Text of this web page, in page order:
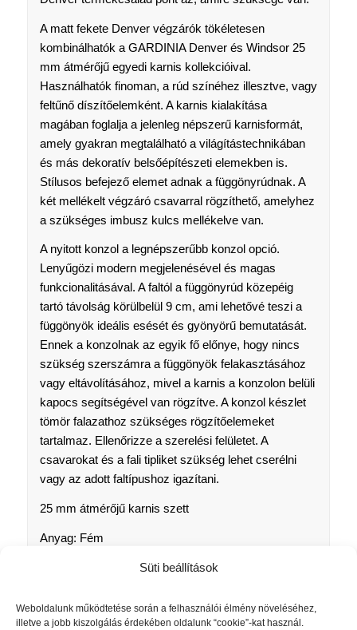
Süti beállítások
Weboldalunk működtetése során a felhasználói élmény növeléséhez,
illetve a jobb kiszolgálás érdekében oldalunk “cookie”-kat használ.
A matt fekete Denver végzárók tökéletesen
kombinálhatók a GARDINIA Denver és Windsor 25
mm átmérőjű egyedi karnis kollekcióival.
Használhatók finoman, a rúd színéhez illesztve, vagy
feltűnő díszítőelemként. A karnis kialakítása
magában foglalja a jelenleg népszerű karnisformát,
amely gyakran megtalálható a világítástechnikában
és más dekoratív belsőépítészeti elemekben is.
Stílusos befejező elemet adnak a függönyrúdnak. A
két mellékelt végzáró csavarral rögzíthető, amelyhez
a szükséges imbusz kulcs mellékelve van.
A nyitott konzol a legnépszerűbb konzol opció.
Lenyűgözi modern megjelenésével és magas
funkcionalitásával. A faltól a függönyrúd közepéig
tartó távolság körülbelül 9 cm, ami lehetővé teszi a
függönyök ideális esését és gyönyörű bemutatását.
Ennek a konzolnak az egyik fő előnye, hogy nincs
szükség szerszámra a függönyök felakasztásához
vagy eltávolításához, mivel a karnis a konzolon belüli
kapocs segítségével van rögzítve. A konzol készlet
tömör falazathoz szükséges rögzítőelemeket
tartalmaz. Ellenőrizze a szerelési felületet. A
csavarokat és a fali tipliket szükség lehet cserélni
vagy az adott faltípushoz igazítani.
25 mm átmérőjű karnis szett
Anyag: Fém